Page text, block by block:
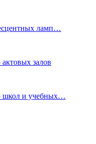
ламп…
залов
школ и учебных…